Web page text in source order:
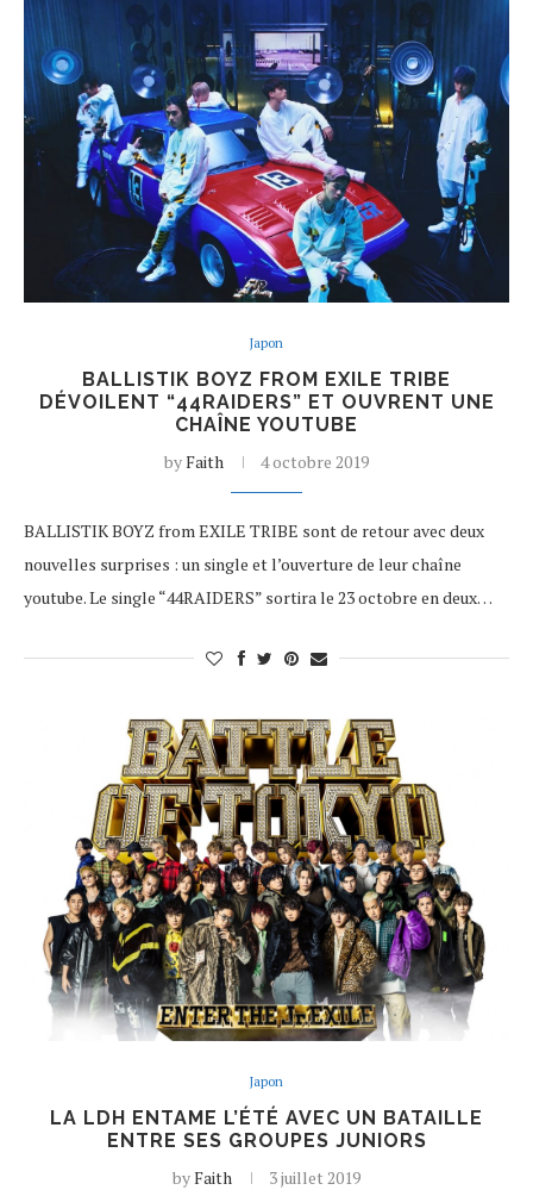
Japon
BALLISTIK BOYZ FROM EXILE TRIBE
DÉVOILENT “44RAIDERS” ET OUVRENT UNE
CHAÎNE YOUTUBE
byFaith 4 octobre 2019
BALLISTIK BOYZ from EXILE TRIBE sont de retour avec deux
nouvelles surprises : un single et l’ouverture de leur chaîne
youtube. Le single “44RAIDERS” sortira le 23 octobre en deux…
Japon
LA LDH ENTAME L’ÉTÉ AVEC UN BATAILLE
ENTRE SES GROUPES JUNIORS
byFaith 3 juillet 2019